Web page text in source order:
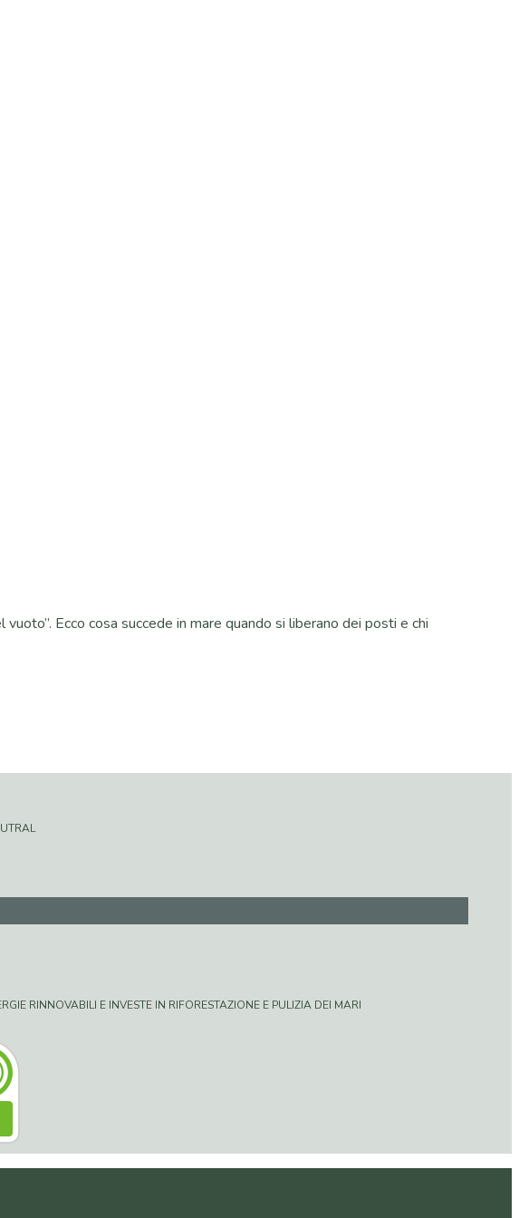
Ecco cosa succede in mare quando si liberano dei posti e chi
RINNOVABILI E INVESTE IN RIFORESTAZIONE E PULIZIA DEI MARI